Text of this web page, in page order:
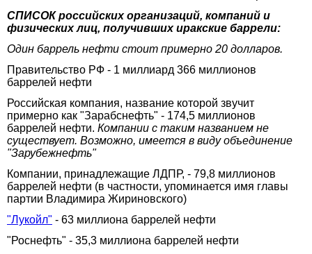
СПИСОК российских организаций, компаний и
физических лиц, получивших иракские баррели:
Один баррель нефти стоит примерно 20 долларов.
Правительство РФ - 1 миллиард 366 миллионов
баррелей нефти
Российская компания, название которой звучит
примерно как "Зарабснефть" - 174,5 миллионов
баррелей нефти. Компании с таким названием не
существует. Возможно, имеется в виду объединение
"Зарубежнефть"
Компании, принадлежащие ЛДПР, - 79,8 миллионов
баррелей нефти (в частности, упоминается имя главы
партии Владимира Жириновского)
"Лукойл" - 63 миллиона баррелей нефти
"Роснефть" - 35,3 миллиона баррелей нефти